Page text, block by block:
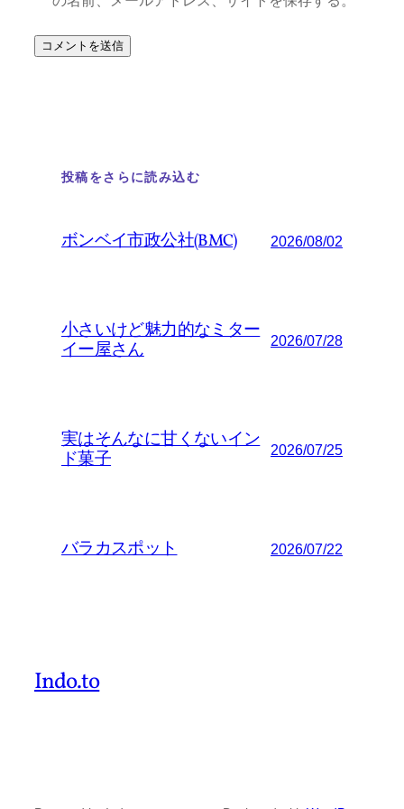
投稿をさらに読み込む
ボンベイ市政公社(BMC) 2026/08/02
小さいけど魅力的なミター
イー屋さん
2026/07/28
実はそんなに甘くないイン
ド菓子
2026/07/25
バラカスポット 2026/07/22
Indo.to